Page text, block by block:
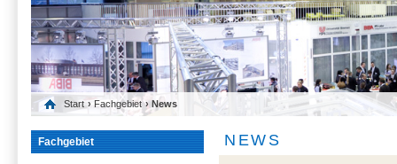
Start › Fachgebiet › News
Fachgebiet NEWS